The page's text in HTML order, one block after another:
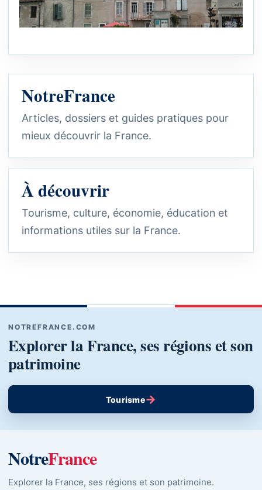
NotreFrance
Articles, dossiers et guides pratiques pour
mieux découvrir la France.
À découvrir
Tourisme, culture, économie, éducation et
informations utiles sur la France.
NOTREFRANCE.COM
Explorer la France, ses régions et son
patrimoine
Tourisme→
NotreFrance
Explorer la France, ses régions et son patrimoine.